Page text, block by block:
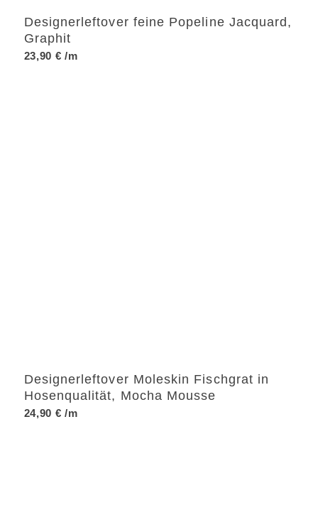
Designerleftover feine Popeline Jacquard,
Graphit
23,90 € /m
Designerleftover Moleskin Fischgrat in
Hosenqualität, Mocha Mousse
24,90 € /m